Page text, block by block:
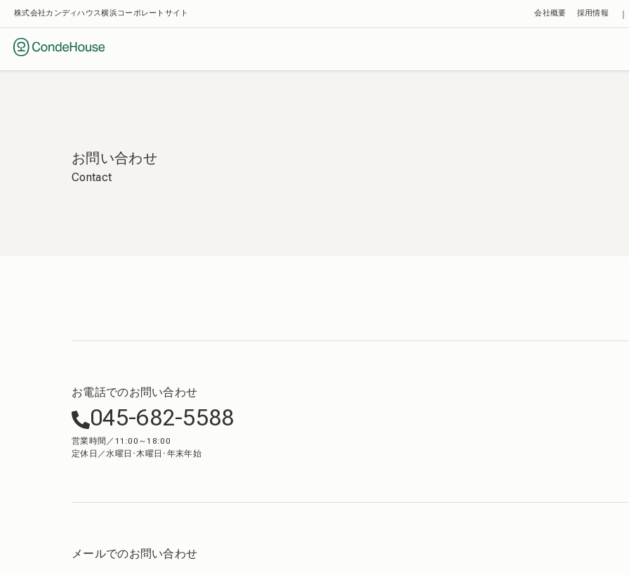
株式会社カンディハウス横浜コーポレートサイト 採用情報
会社概要
お問い合わせ
Contact
お電話でのお問い合わせ
045-682-5588
営業時間／11:00～18:00
定休日／水曜日･木曜日･年末年始
メールでのお問い合わせ